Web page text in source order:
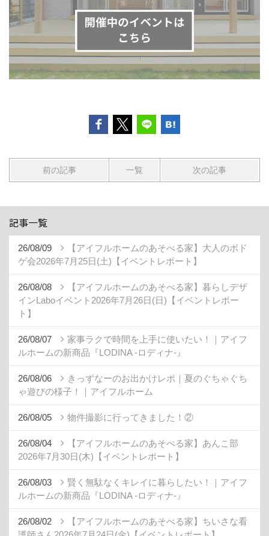
前の記事 一覧 次の記事
記事一覧
26/08/09
【アイフルホームのあそべる家】大人のボド
ゲ会2026年7月25日(土)【イベントレポート】
26/08/08
【アイフルホームのあそべる家】暮らしデザ
インLaboイベント2026年7月26日(日)【イベントレポー
ト】
26/08/07
家事ラクで時間を上手に使いたい！｜アイフ
ルホームの新商品『LODINA -ロディナ-』
26/08/06
きっずなーのお出かけレポ｜夏のぐちゃぐち
ゃ遊びの様子！｜アイフルホーム
26/08/05 物件撮影に行ってきました！②
26/08/04
【アイフルホームのあそべる家】あんこ部
2026年7月30日(木)【イベントレポート】
26/08/03
賢く無駄なくキレイに暮らしたい！｜アイフ
ルホームの新商品『LODINA -ロディナ-』
26/08/02
【アイフルホームのあそべる家】ちいさな看